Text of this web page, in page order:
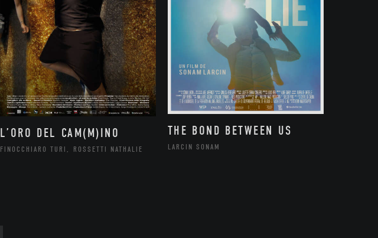
L’ORO DEL CAM(M)INO
FINOCCHIARO TURI, ROSSETTI NATHALIE
THE BOND BETWEEN US
LARCIN SONAM